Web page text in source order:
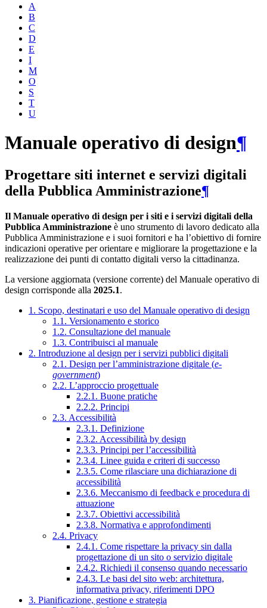
A
B
C
D
E
I
M
O
S
T
U
Manuale operativo di design¶
Progettare siti internet e servizi digitali
della Pubblica Amministrazione¶
Il Manuale operativo di design per i siti e i servizi digitali della
Pubblica Amministrazione è uno strumento di lavoro dedicato alla
Pubblica Amministrazione e i suoi fornitori e ha l’obiettivo di fornire
indicazioni operative per orientare e migliorare la progettazione e la
realizzazione dei punti di contatto digitali verso la cittadinanza.
La versione aggiornata (versione corrente) del Manuale operativo di
design corrisponde alla 2025.1.
1. Scopo, destinatari e uso del Manuale operativo di design
1.1. Versionamento e storico
1.2. Consultazione del manuale
1.3. Contribuisci al manuale
2. Introduzione al design per i servizi pubblici digitali
2.1. Design per l’amministrazione digitale (e-
government)
2.2. L’approccio progettuale
2.2.1. Buone pratiche
2.2.2. Principi
2.3. Accessibilità
2.3.1. Definizione
2.3.2. Accessibilità by design
2.3.3. Principi per l’accessibilità
2.3.4. Linee guida e criteri di successo
2.3.5. Come rilasciare una dichiarazione di
accessibilità
2.3.6. Meccanismo di feedback e procedura di
attuazione
2.3.7. Obiettivi accessibilità
2.3.8. Normativa e approfondimenti
2.4. Privacy
2.4.1. Come rispettare la privacy sin dalla
progettazione di un sito o servizio digitale
2.4.2. Richiedi il consenso quando necessario
2.4.3. Le basi del sito web: architettura,
informativa privacy, riferimenti DPO
3. Pianificazione, gestione e strategia